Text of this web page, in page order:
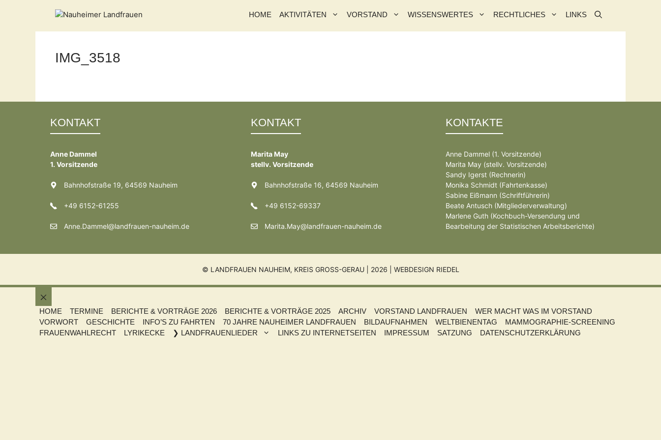
HOME AKTIVITÄTEN VORSTAND WISSENSWERTES RECHTLICHES LINKS
IMG_3518
KONTAKT
Anne Dammel
1. Vorsitzende
Bahnhofstraße 19, 64569 Nauheim
+49 6152-61255
Anne.Dammel@landfrauen-nauheim.de
KONTAKT
Marita May
stellv. Vorsitzende
Bahnhofstraße 16, 64569 Nauheim
+49 6152-69337
Marita.May@landfrauen-nauheim.de
KONTAKTE
Anne Dammel (1. Vorsitzende)
Marita May (stellv. Vorsitzende)
Sandy Igerst (Rechnerin)
Monika Schmidt (Fahrtenkasse)
Sabine Eißmann (Schriftführerin)
Beate Antusch (Mitgliederverwaltung)
Marlene Guth (Kochbuch-Versendung und
Bearbeitung der Statistischen Arbeitsberichte)
© LANDFRAUEN NAUHEIM, KREIS GROSS-GERAU | 2026 | WEBDESIGN RIEDEL
Schließen
HOME
TERMINE BERICHTE & VORTRÄGE 2026 BERICHTE & VORTRÄGE 2025 ARCHIV VORSTAND LANDFRAUEN
WER MACHT WAS IM VORSTAND
VORWORT
GESCHICHTE INFO’S ZU FAHRTEN 70 JAHRE NAUHEIMER LANDFRAUEN BILDAUFNAHMEN WELTBIENENTAG
MAMMOGRAPHIE-SCREENING
FRAUENWAHLRECHT
LYRIKECKE ❯ LANDFRAUENLIEDER LINKS ZU INTERNETSEITEN IMPRESSUM SATZUNG DATENSCHUTZERKLÄRUNG